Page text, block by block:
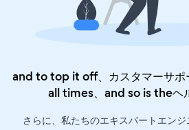
and to top it off、カスタマーサポ
all times、and so is theヘ
さらに、私たちのエキスパートエン